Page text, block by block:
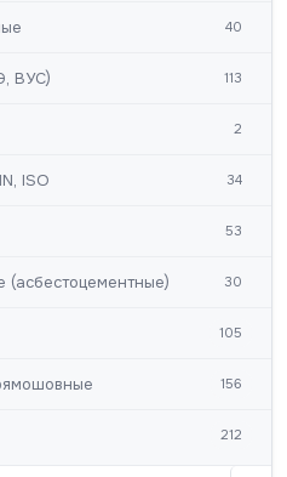
40
ВУС) 113
2
ISO 34
53
(асбестоцементные) 30
105
156
212